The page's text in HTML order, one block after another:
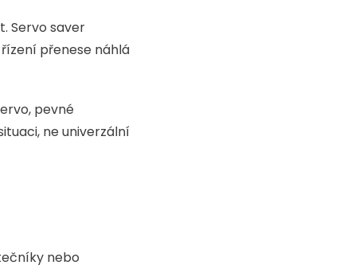
Servo saver
přenese náhlá
pevné
ne univerzální
nebo